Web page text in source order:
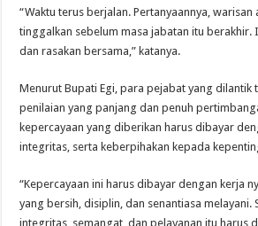
“Waktu terus berjalan. Pertanyaannya, warisan
tinggalkan sebelum masa jabatan itu berakhir.
dan rasakan bersama,” katanya.
Menurut Bupati Egi, para pejabat yang dilantik
penilaian yang panjang dan penuh
kepercayaan yang diberikan harus dibayar
integritas, serta keberpihakan kepada
“Kepercayaan ini harus dibayar dengan kerja
yang bersih, disiplin, dan senantiasa melayani.
integritas, semangat, dan pelayanan itu harus